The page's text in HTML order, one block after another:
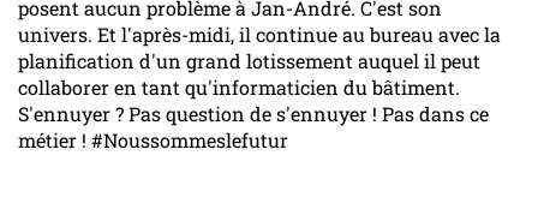
posent aucun problème à Jan-André. C'est son
univers. Et l'après-midi, il continue au bureau avec la
planification d'un grand lotissement auquel il peut
collaborer en tant qu'informaticien du bâtiment.
S'ennuyer ? Pas question de s'ennuyer ! Pas dans ce
métier ! #Noussommeslefutur